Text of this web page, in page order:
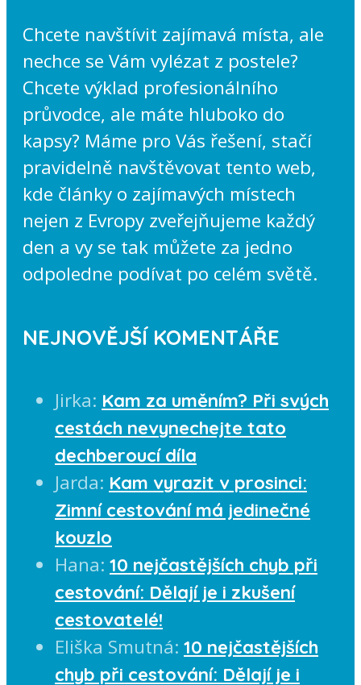
Chcete navštívit zajímavá místa, ale
nechce se Vám vylézat z postele?
Chcete výklad profesionálního
průvodce, ale máte hluboko do
kapsy? Máme pro Vás řešení, stačí
pravidelně navštěvovat tento web,
kde články o zajímavých místech
nejen z Evropy zveřejňujeme každý
den a vy se tak můžete za jedno
odpoledne podívat po celém světě.
NEJNOVĚJŠÍ KOMENTÁŘE
Jirka: Kam za uměním? Při svých
cestách nevynechejte tato
dechberoucí díla
Jarda: Kam vyrazit v prosinci:
Zimní cestování má jedinečné
kouzlo
Hana: 10 nejčastějších chyb při
cestování: Dělají je i zkušení
cestovatelé!
Eliška Smutná: 10 nejčastějších
chyb při cestování: Dělají je i